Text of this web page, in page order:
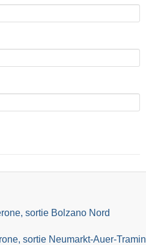
sortie Bolzano Nord
sortie Neumarkt-Auer-Tramin